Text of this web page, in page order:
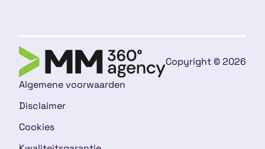
Copyright © 2026
Algemene voorwaarden
Disclaimer
Cookies